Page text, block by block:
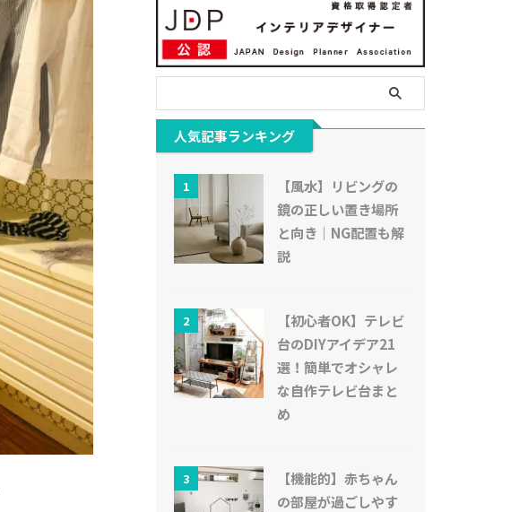
人気記事ランキング
1
【風水】リビングの
鏡の正しい置き場所
と向き｜NG配置も解
説
2
【初心者OK】テレビ
台のDIYアイデア21
選！簡単でオシャレ
な自作テレビ台まと
め
3
【機能的】赤ちゃん
の部屋が過ごしやす